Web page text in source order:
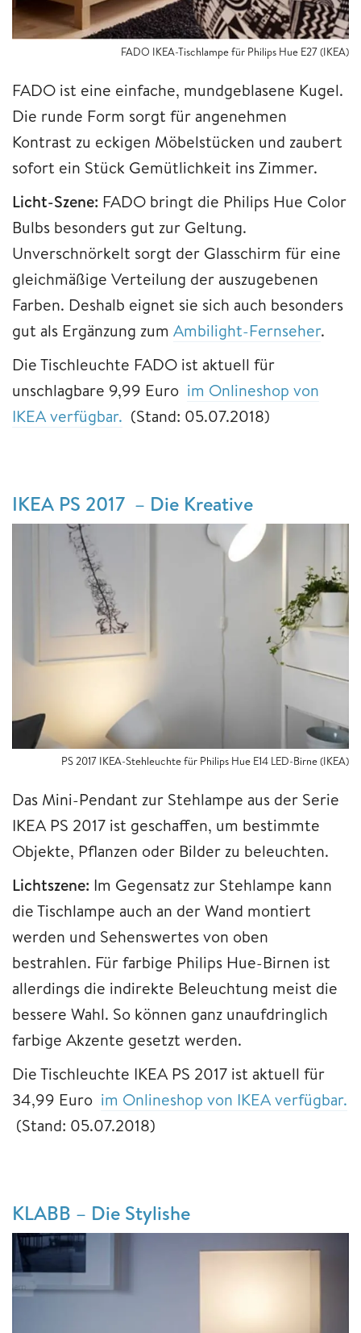
FADO IKEA-Tischlampe für Philips Hue E27 (IKEA)
FADO ist eine einfache, mundgeblasene Kugel.
Die runde Form sorgt für angenehmen
Kontrast zu eckigen Möbelstücken und zaubert
sofort ein Stück Gemütlichkeit ins Zimmer.
Licht-Szene: FADO bringt die Philips Hue Color
Bulbs besonders gut zur Geltung.
Unverschnörkelt sorgt der Glasschirm für eine
gleichmäßige Verteilung der auszugebenen
Farben. Deshalb eignet sie sich auch besonders
gut als Ergänzung zum Ambilight-Fernseher.
Die Tischleuchte FADO ist aktuell für
unschlagbare 9,99 Euro im Onlineshop von
IKEA verfügbar. (Stand: 05.07.2018)
IKEA PS 2017 – Die Kreative
PS 2017 IKEA-Stehleuchte für Philips Hue E14 LED-Birne (IKEA)
Das Mini-Pendant zur Stehlampe aus der Serie
IKEA PS 2017 ist geschaffen, um bestimmte
Objekte, Pflanzen oder Bilder zu beleuchten.
Lichtszene: Im Gegensatz zur Stehlampe kann
die Tischlampe auch an der Wand montiert
werden und Sehenswertes von oben
bestrahlen. Für farbige Philips Hue-Birnen ist
allerdings die indirekte Beleuchtung meist die
bessere Wahl. So können ganz unaufdringlich
farbige Akzente gesetzt werden.
Die Tischleuchte IKEA PS 2017 ist aktuell für
34,99 Euro im Onlineshop von IKEA verfügbar.
(Stand: 05.07.2018)
KLABB – Die Stylishe